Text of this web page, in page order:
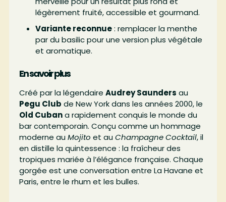
légèrement fruité, accessible et gourmand.
Variante reconnue: remplacer la menthe
par du basilic pour une version plus végétale
et aromatique.
En savoir plus
Créé par la légendaire Audrey Saunders au
Pegu Club de New York dans les années 2000, le
Old Cubana rapidement conquis le monde du
bar contemporain. Conçu comme un hommage
moderne au Mojito et au Champagne Cocktail, il
en distille la quintessence : la fraîcheur des
tropiques mariée à l’élégance française. Chaque
gorgée est une conversation entre La Havane et
Paris, entre le rhum et les bulles.